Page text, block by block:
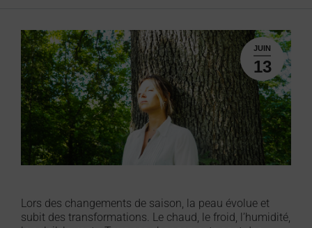
JUIN
13
Lors des changements de saison, la peau évolue et
subit des transformations. Le chaud, le froid, l’humidité,